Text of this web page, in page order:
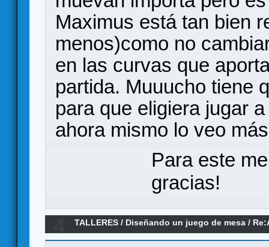
Maximus está tan bien
menos)como no
en las curvas que
partida. Muuucho tiene
para que eligiera jugar
ahora mismo lo veo
Para este
gracias!
TALLERES / Diseñando un juego de mesa /